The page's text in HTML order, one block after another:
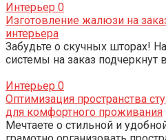
Интерьер 0
Изготовление жалюзи на
интерьера
Забудьте о скучных шторах!
системы на заказ подчеркнут
Интерьер 0
Оптимизация пространства
для комфортного проживания
Мечтаете о стильной и